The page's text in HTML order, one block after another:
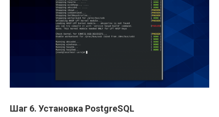
Шаг 6. Установка PostgreSQL